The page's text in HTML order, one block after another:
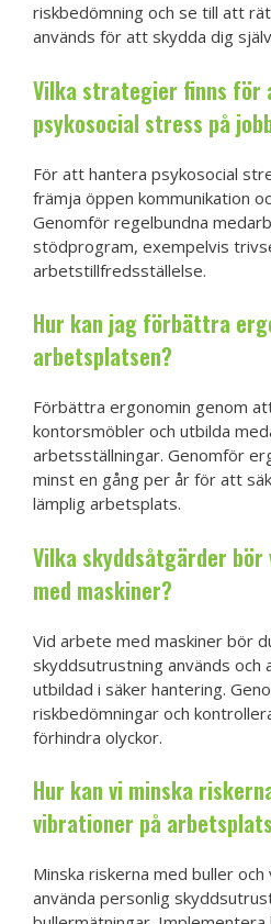
riskbedömning och se till att
används för att skydda dig
Vilka strategier finns för
psykosocial stress på
För att hantera psykosocial
främja öppen kommunikation
Genomför regelbundna
stödprogram, exempelvis
arbetstillfredsställelse.
Hur kan jag förbättra
arbetsplatsen?
Förbättra ergonomin genom
kontorsmöbler och utbilda
arbetsställningar. Genomför
minst en gång per år för att
lämplig arbetsplats.
Vilka skyddsåtgärder
med maskiner?
Vid arbete med maskiner bör
skyddsutrustning används och
utbildad i säker hantering.
riskbedömningar och
förhindra olyckor.
Hur kan vi minska
vibrationer på
Minska riskerna med buller
använda personlig